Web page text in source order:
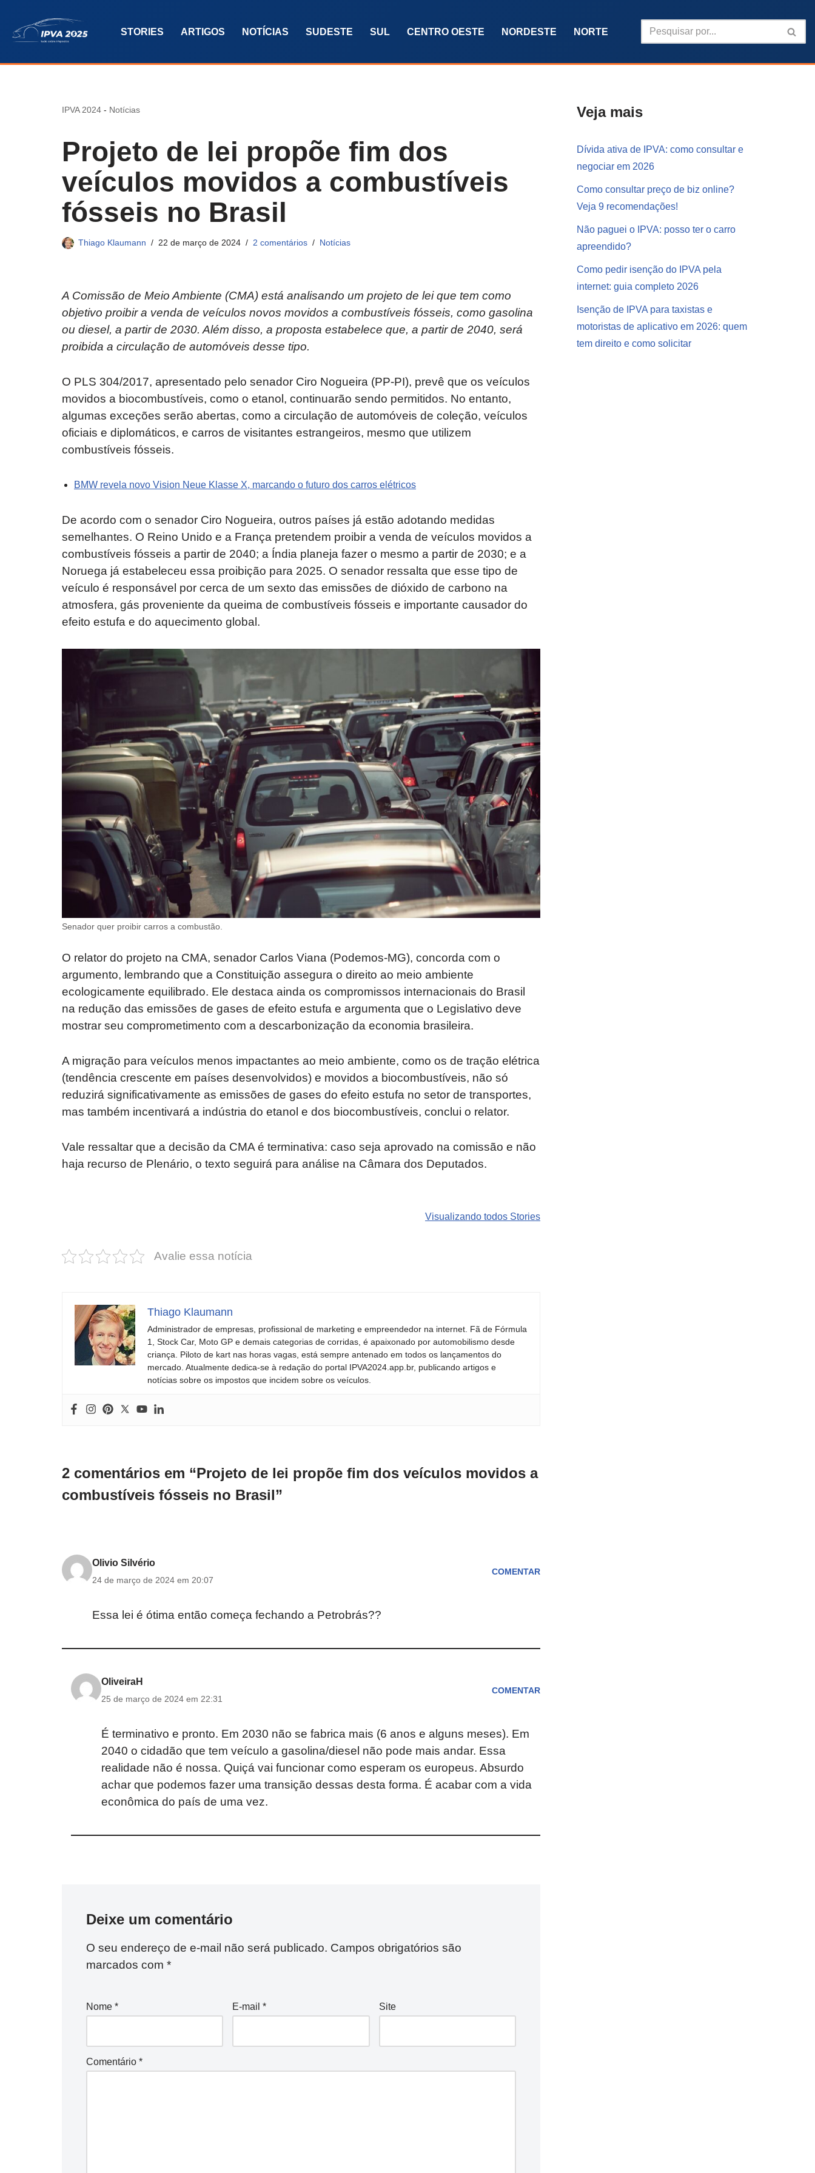
Pular
o
STORIES ARTIGOS NOTÍCIAS SUDESTE SUL CENTRO OESTE NORDESTE NORTE
IPVA 2024 - Notícias
Projeto de lei propõe fim dos
veículos movidos a combustíveis
fósseis no Brasil
Thiago Klaumann 22 de março de 2024 2 comentários Notícias
A Comissão de Meio Ambiente (CMA) está analisando um projeto de lei que tem como
objetivo proibir a venda de veículos novos movidos a combustíveis fósseis, como gasolina
ou diesel, a partir de 2030. Além disso, a proposta estabelece que, a partir de 2040, será
proibida a circulação de automóveis desse tipo.
O PLS 304/2017, apresentado pelo senador Ciro Nogueira (PP-PI), prevê que os veículos
movidos a biocombustíveis, como o etanol, continuarão sendo permitidos. No entanto,
algumas exceções serão abertas, como a circulação de automóveis de coleção, veículos
oficiais e diplomáticos, e carros de visitantes estrangeiros, mesmo que utilizem
combustíveis fósseis.
BMW revela novo Vision Neue Klasse X, marcando o futuro dos carros elétricos
De acordo com o senador Ciro Nogueira, outros países já estão adotando medidas
semelhantes. O Reino Unido e a França pretendem proibir a venda de veículos movidos a
combustíveis fósseis a partir de 2040; a Índia planeja fazer o mesmo a partir de 2030; e a
Noruega já estabeleceu essa proibição para 2025. O senador ressalta que esse tipo de
veículo é responsável por cerca de um sexto das emissões de dióxido de carbono na
atmosfera, gás proveniente da queima de combustíveis fósseis e importante causador do
efeito estufa e do aquecimento global.
Senador quer proibir carros a combustão.
O relator do projeto na CMA, senador Carlos Viana (Podemos-MG), concorda com o
argumento, lembrando que a Constituição assegura o direito ao meio ambiente
ecologicamente equilibrado. Ele destaca ainda os compromissos internacionais do Brasil
na redução das emissões de gases de efeito estufa e argumenta que o Legislativo deve
mostrar seu comprometimento com a descarbonização da economia brasileira.
A migração para veículos menos impactantes ao meio ambiente, como os de tração elétrica
(tendência crescente em países desenvolvidos) e movidos a biocombustíveis, não só
reduzirá significativamente as emissões de gases do efeito estufa no setor de transportes,
mas também incentivará a indústria do etanol e dos biocombustíveis, conclui o relator.
Vale ressaltar que a decisão da CMA é terminativa: caso seja aprovado na comissão e não
haja recurso de Plenário, o texto seguirá para análise na Câmara dos Deputados.
Visualizando todos Stories
2025!
de emoção
roubados que
marcas
Avalie essa notícia
Thiago Klaumann
Administrador de empresas, profissional de marketing e empreendedor na internet. Fã de Fórmula
1, Stock Car, Moto GP e demais categorias de corridas, é apaixonado por automobilismo desde
criança. Piloto de kart nas horas vagas, está sempre antenado em todos os lançamentos do
mercado. Atualmente dedica-se à redação do portal IPVA2024.app.br, publicando artigos e
notícias sobre os impostos que incidem sobre os veículos.
2 comentários em “Projeto de lei propõe fim dos veículos movidos a
combustíveis fósseis no Brasil”
Olivio Silvério
24 de março de 2024 em 20:07
COMENTAR
Essa lei é ótima então começa fechando a Petrobrás??
OliveiraH
25 de março de 2024 em 22:31
COMENTAR
É terminativo e pronto. Em 2030 não se fabrica mais (6 anos e alguns meses). Em
2040 o cidadão que tem veículo a gasolina/diesel não pode mais andar. Essa
realidade não é nossa. Quiçá vai funcionar como esperam os europeus. Absurdo
achar que podemos fazer uma transição dessas desta forma. É acabar com a vida
econômica do país de uma vez.
Deixe um comentário
O seu endereço de e-mail não será publicado. Campos obrigatórios são
marcados com *
Nome * E-mail* Site
Comentário *
Veja mais
Dívida ativa de IPVA: como consultar e
negociar em 2026
Como consultar preço de biz online?
Veja 9 recomendações!
Não paguei o IPVA: posso ter o carro
apreendido?
Como pedir isenção do IPVA pela
internet: guia completo 2026
Isenção de IPVA para taxistas e
motoristas de aplicativo em 2026: quem
tem direito e como solicitar